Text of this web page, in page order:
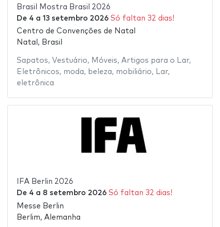
Brasil Mostra Brasil 2026
De 4 a 13 setembro 2026 Só faltan 32 dias!
Centro de Convenções de Natal
Natal, Brasil
Sapatos, Vestuário, Móveis, Artigos para o Lar,
Eletrônicos, moda, beleza, mobiliário, Lar,
eletrônica
IFA Berlin 2026
De 4 a 8 setembro 2026 Só faltan 32 dias!
Messe Berlin
Berlim, Alemanha